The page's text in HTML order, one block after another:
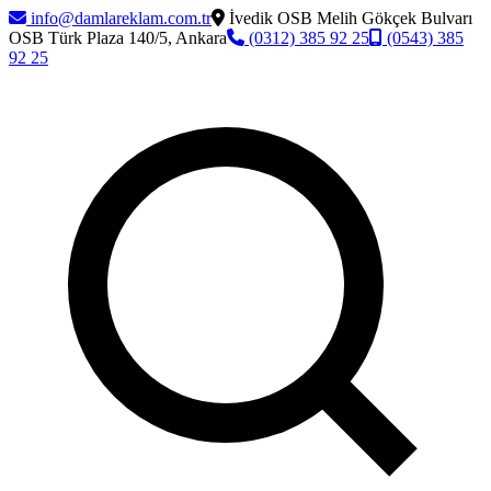
info@damlareklam.com.tr
İvedik OSB Melih Gökçek Bulvarı
OSB Türk Plaza 140/5, Ankara
(0312) 385 92 25
(0543) 385
92 25